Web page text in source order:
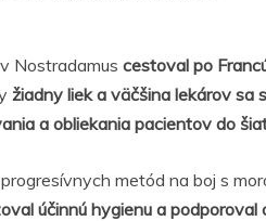
Nostradamus cestoval po
žiadny liek a väčšina lekárov sa
a obliekania pacientov do
metód na boj s
účinnú hygienu a